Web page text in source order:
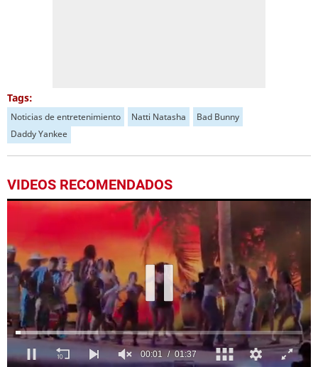
Tags:
Noticias de entretenimiento Natti Natasha
Bad Bunny
Daddy Yankee
VIDEOS RECOMENDADOS